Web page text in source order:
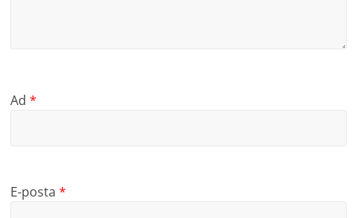
Ad*
E-posta*